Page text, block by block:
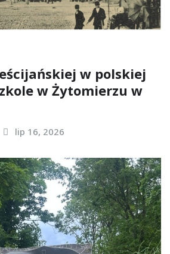
w polskiej
w Żytomierzu w
lip 16, 2026